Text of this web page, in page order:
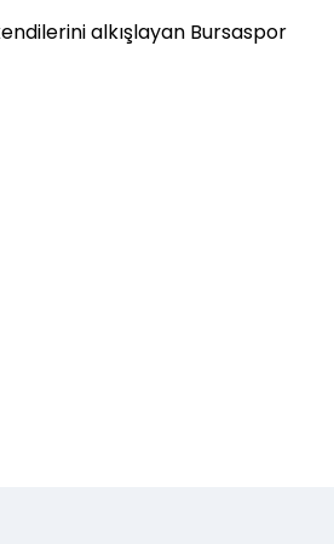
alkışlayan Bursaspor